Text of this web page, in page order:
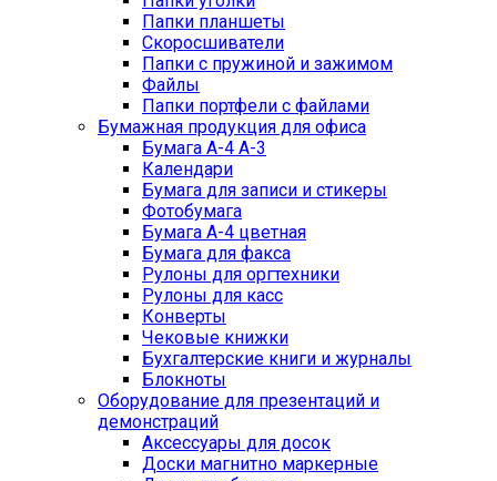
Папки планшеты
Скоросшиватели
Папки с пружиной и зажимом
Файлы
Папки портфели с файлами
Бумажная продукция для офиса
Бумага А-4 А-3
Календари
Бумага для записи и стикеры
Фотобумага
Бумага А-4 цветная
Бумага для факса
Рулоны для оргтехники
Рулоны для касс
Конверты
Чековые книжки
Бухгалтерские книги и журналы
Блокноты
Оборудование для презентаций и
демонстраций
Аксессуары для досок
Доски магнитно маркерные